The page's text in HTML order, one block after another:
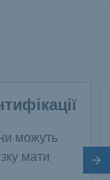
можуть
мати